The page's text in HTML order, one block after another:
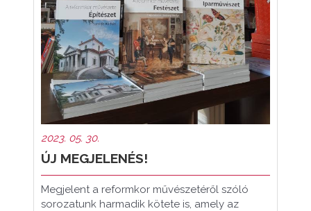
2023. 05. 30.
ÚJ MEGJELENÉS!
Megjelent a reformkor művészetéről szóló
sorozatunk harmadik kötete is, amely az